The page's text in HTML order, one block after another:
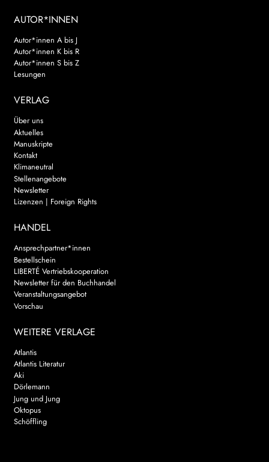
AUTOR*INNEN
Autor*innen A bis J
Autor*innen K bis R
Autor*innen S bis Z
Lesungen
VERLAG
Über uns
Aktuelles
Manuskripte
Kontakt
Klimaneutral
Stellenangebote
Newsletter
Lizenzen | Foreign Rights
HANDEL
Ansprechpartner*innen
Bestellschein
LIBERTÉ Vertriebskooperation
Newsletter für den Buchhandel
Veranstaltungsangebot
Vorschau
WEITERE VERLAGE
Atlantis
Atlantis Literatur
Aki
Dörlemann
Jung und Jung
Oktopus
Schöffling